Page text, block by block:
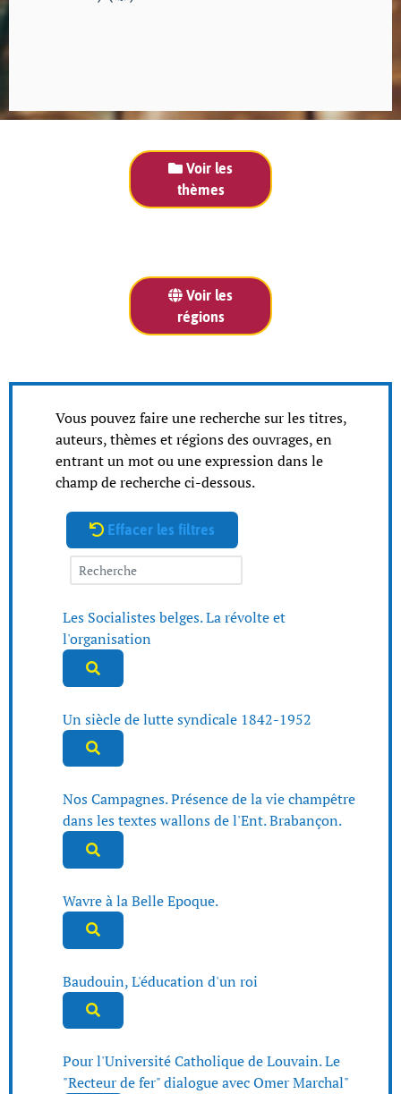
Voir les
thèmes
Voir les
régions
Vous pouvez faire une recherche sur les titres,
auteurs, thèmes et régions des ouvrages, en
entrant un mot ou une expression dans le
champ de recherche ci-dessous.
Effacer les filtres
Les Socialistes belges. La révolte et
l'organisation
Un siècle de lutte syndicale 1842-1952
Nos Campagnes. Présence de la vie champêtre
dans les textes wallons de l'Ent. Brabançon.
Wavre à la Belle Epoque.
Baudouin, L'éducation d'un roi
Pour l'Université Catholique de Louvain. Le
"Recteur de fer" dialogue avec Omer Marchal"